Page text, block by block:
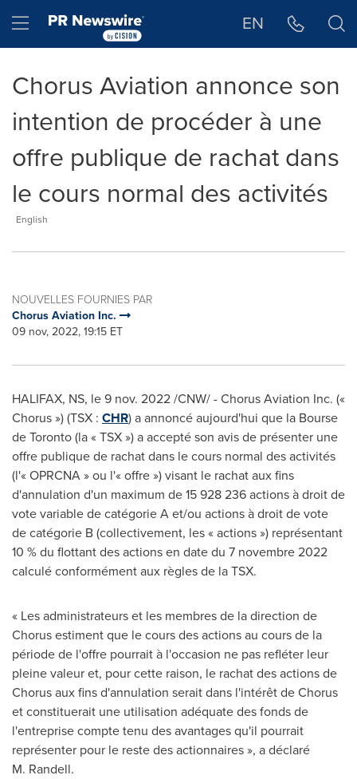
Hamburger menu EN
Chorus Aviation annonce son
intention de procéder à une
offre publique de rachat dans
le cours normal des activités
English
NOUVELLES FOURNIES PAR
Chorus Aviation Inc.
09 nov, 2022, 19:15 ET
HALIFAX, NS, le9 nov. 2022/CNW/ - Chorus Aviation Inc. («
Chorus ») (TSX : CHR) a annoncé aujourd'hui que la Bourse
deToronto(la « TSX ») a accepté son avis de présenter une
offre publique de rachat dans le cours normal des activités
(l'« OPRCNA » ou l'« offre ») visant le rachat aux fins
d'annulation d'un maximum de 15 928 236 actions à droit de
vote variable de catégorie A et/ou actions à droit de vote
de catégorie B (collectivement, les « actions ») représentant
10 % du flottant des actions en date du 7 novembre 2022
calculé conformément aux règles de la TSX.
« Les administrateurs et les membres de la direction de
Chorus estiment que le cours des actions au cours de la
période de l'offre pourrait à l'occasion ne pas refléter leur
pleine valeur et, pour cette raison, le rachat des actions de
Chorus aux fins d'annulation serait dans l'intérêt de Chorus
et constituerait une utilisation adéquate des fonds de
l'entreprise compte tenu des avantages qu'il pourrait
représenter pour le reste des actionnaires », a déclaré
M. Randell.